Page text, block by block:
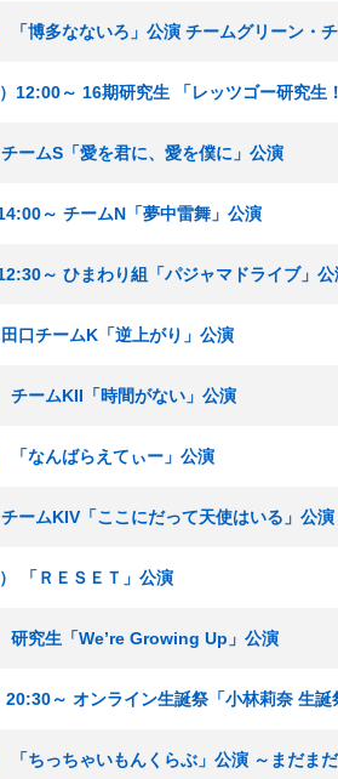
「博多なないろ」公演 チームグリーン・
12:00～ 16期研究生 「レッツゴー研究生
ームS「愛を君に、愛を僕に」公演
～ チームN「夢中雷舞」公演
～ ひまわり組「パジャマドライブ」公
口チームK「逆上がり」公演
チームKII「時間がない」公演
「なんばらえてぃー」公演
ームKIV「ここにだって天使はいる」公演
「ＲＥＳＥＴ」公演
研究生「We’re Growing Up」公演
～ オンライン生誕祭「小林莉奈 生誕
「ちっちゃいもんくらぶ」公演 ～まだま